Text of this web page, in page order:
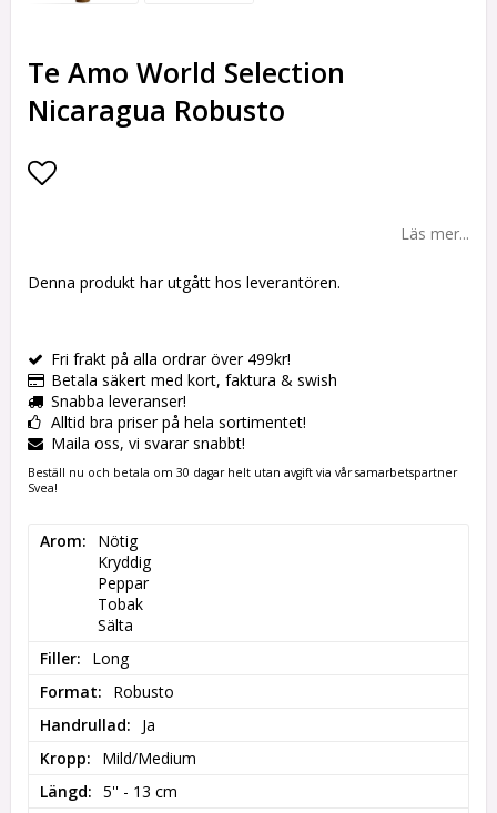
Te Amo World Selection
Nicaragua Robusto
Läs mer...
Denna produkt har utgått hos leverantören.
Fri frakt på alla ordrar över 499kr!
Betala säkert med kort, faktura & swish
Snabba leveranser!
Alltid bra priser på hela sortimentet!
Maila oss, vi svarar snabbt!
Beställ nu och betala om 30 dagar helt utan avgift via vår samarbetspartner
Svea!
Arom
Nötig
Kryddig
Peppar
Tobak
Sälta
Filler
Long
Format
Robusto
Handrullad
Ja
Kropp
Mild/Medium
Längd
5'' - 13 cm